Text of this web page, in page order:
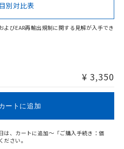
る可能性があります。
別対比表
よびEAR再輸出規制に関する見解が入手でき
¥ 3,350
ートに追加
は、カートに追加～「ご購入手続き：価
さい。